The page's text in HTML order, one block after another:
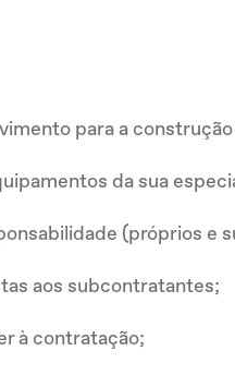
para a
da sua
(próprios e
aos subcontratantes;
à contratação;